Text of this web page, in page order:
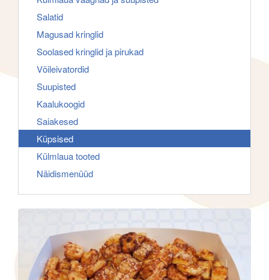
Salatid
Magusad kringlid
Soolased kringlid ja pirukad
Võileivatordid
Suupisted
Kaalukoogid
Saiakesed
Küpsised
Külmlaua tooted
Näidismenüüd